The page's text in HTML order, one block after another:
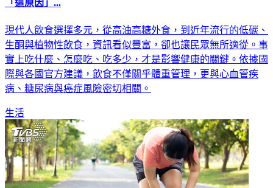
「這原因」...
現代人飲食選擇多元，從高油高糖外食，到近年流行的低碳、
生酮與植物性飲食，資訊看似豐富，卻也讓民眾無所適從。事
實上吃什麼、怎麼吃、吃多少，才是影響健康的關鍵。依據國
際與各國官方建議，飲食不僅關乎體重管理，更與心血管疾
病、糖尿病與癌症風險密切相關。
生活